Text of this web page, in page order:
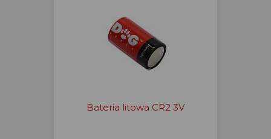
Bateria litowa CR2 3V